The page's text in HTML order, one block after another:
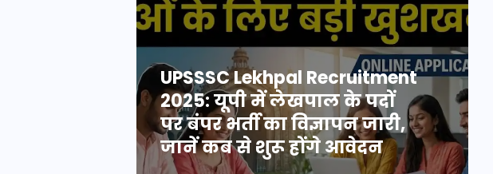
पदों
जारी,
UPSSSC Lekhpal Recruitment
2025: यूपी में लेखपाल के पदों
पर बंपर भर्ती का विज्ञापन जारी,
जानें कब से शुरू होंगे आवेदन